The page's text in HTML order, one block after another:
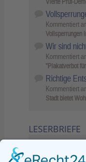
Kommentiert
Vollsperrungen
Wir sind
Kommentiert
"Plakatverbot
Richtige
Kommentiert
Stadt bietet
LESERBRIEFE